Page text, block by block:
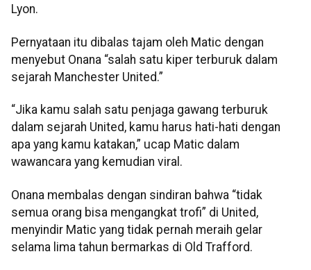
Lyon.
Pernyataan itu dibalas tajam oleh Matic dengan
menyebut Onana “salah satu kiper terburuk dalam
sejarah Manchester United.”
“Jika kamu salah satu penjaga gawang terburuk
dalam sejarah United, kamu harus hati-hati dengan
apa yang kamu katakan,” ucap Matic dalam
wawancara yang kemudian viral.
Onana membalas dengan sindiran bahwa “tidak
semua orang bisa mengangkat trofi” di United,
menyindir Matic yang tidak pernah meraih gelar
selama lima tahun bermarkas di Old Trafford.